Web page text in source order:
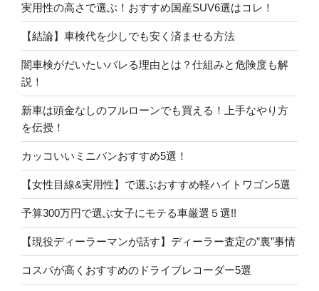
実用性の高さで選ぶ！おすすめ国産SUV6選はコレ！
【結論】車検代を少しでも安く済ませる方法
闇車検がだいたいバレる理由とは？仕組みと危険度も解
説！
新車は頭金なしのフルローンでも買える！上手なやり方
を伝授！
カッコいいミニバンおすすめ5選！
【女性目線&実用性】で選ぶおすすめ軽ハイトワゴン5選
予算300万円で選ぶ女子にモテる車厳選５選!!
【現役ディーラーマンが話す】ディーラー査定の”裏”事情
コスパが高くおすすめのドライブレコーダー5選